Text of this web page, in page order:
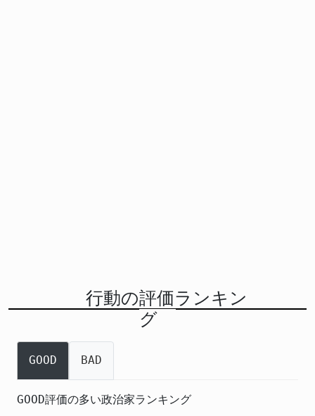
行動の評価ランキン
グ
GOOD BAD
GOOD評価の多い政治家ランキング